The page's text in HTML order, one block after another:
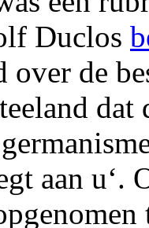
Duclos
over de
aan